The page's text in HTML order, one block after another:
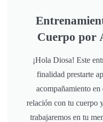
Cuerpo por
¡Hola Diosa! Este
finalidad prestarte
acompañamiento en
relación con tu cuerpo
trabajaremos en tu